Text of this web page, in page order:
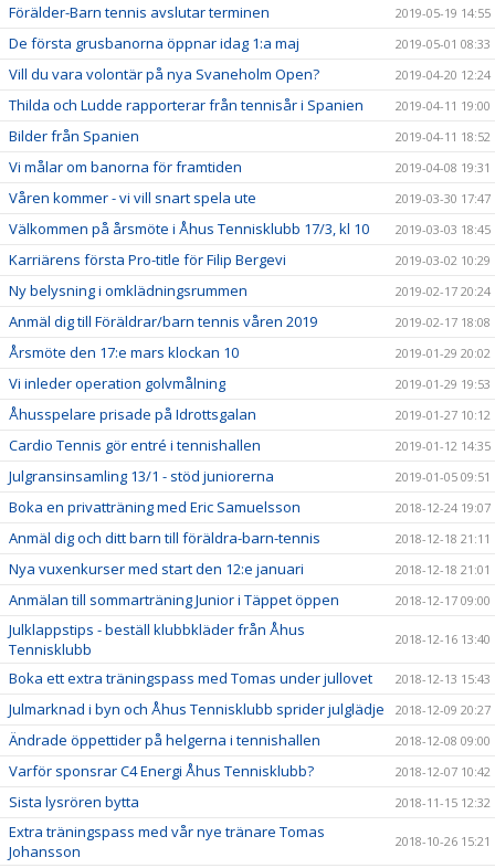
Förälder-Barn tennis avslutar terminen 2019-05-19 14:55
De första grusbanorna öppnar idag 1:a maj 2019-05-01 08:33
Vill du vara volontär på nya Svaneholm Open? 2019-04-20 12:24
Thilda och Ludde rapporterar från tennisår i Spanien 2019-04-11 19:00
Bilder från Spanien 2019-04-11 18:52
Vi målar om banorna för framtiden 2019-04-08 19:31
Våren kommer - vi vill snart spela ute 2019-03-30 17:47
Välkommen på årsmöte i Åhus Tennisklubb 17/3, kl 10 2019-03-03 18:45
Karriärens första Pro-title för Filip Bergevi 2019-03-02 10:29
Ny belysning i omklädningsrummen 2019-02-17 20:24
Anmäl dig till Föräldrar/barn tennis våren 2019 2019-02-17 18:08
Årsmöte den 17:e mars klockan 10 2019-01-29 20:02
Vi inleder operation golvmålning 2019-01-29 19:53
Åhusspelare prisade på Idrottsgalan 2019-01-27 10:12
Cardio Tennis gör entré i tennishallen 2019-01-12 14:35
Julgransinsamling 13/1 - stöd juniorerna 2019-01-05 09:51
Boka en privatträning med Eric Samuelsson 2018-12-24 19:07
Anmäl dig och ditt barn till föräldra-barn-tennis 2018-12-18 21:11
Nya vuxenkurser med start den 12:e januari 2018-12-18 21:01
Anmälan till sommarträning Junior i Täppet öppen 2018-12-17 09:00
Julklappstips - beställ klubbkläder från Åhus
Tennisklubb
2018-12-16 13:40
Boka ett extra träningspass med Tomas under jullovet 2018-12-13 15:43
Julmarknad i byn och Åhus Tennisklubb sprider julglädje 2018-12-09 20:27
Ändrade öppettider på helgerna i tennishallen 2018-12-08 09:00
Varför sponsrar C4 Energi Åhus Tennisklubb? 2018-12-07 10:42
Sista lysrören bytta 2018-11-15 12:32
Extra träningspass med vår nye tränare Tomas
Johansson
2018-10-26 15:21